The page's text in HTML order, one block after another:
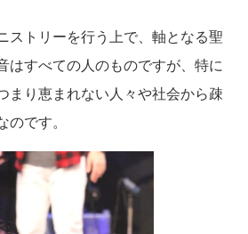
ストリーを行う上で、軸となる聖
はすべての人のものですが、特に
まり恵まれない人々や社会から疎
です。